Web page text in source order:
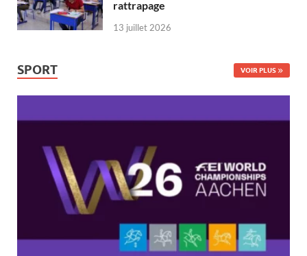
rattrapage
13 juillet 2026
SPORT VOIR PLUS